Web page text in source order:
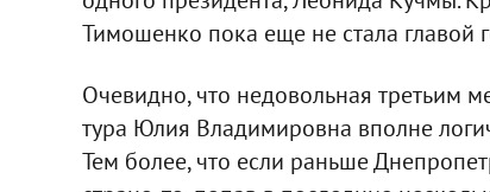
Тимошенко пока еще не стала главой
Очевидно, что недовольная третьим
тура Юлия Владимировна вполне
Тем более, что если раньше